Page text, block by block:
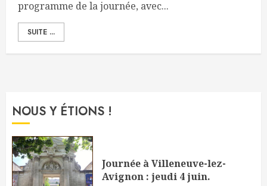
programme de la journée, avec...
SUITE ...
NOUS Y ÉTIONS !
Journée à Villeneuve-lez-
Avignon : jeudi 4 juin.